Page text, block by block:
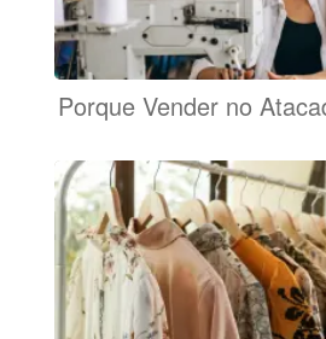
Porque Vender no